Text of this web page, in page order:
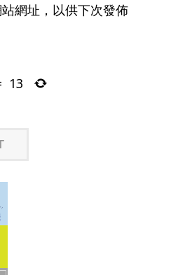
網址，以供下次發佈
13